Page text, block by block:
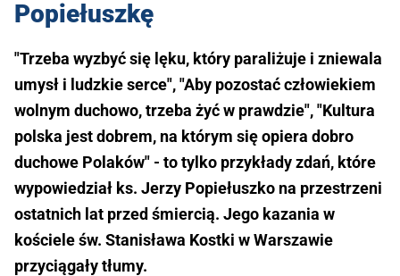
Popiełuszkę
"Trzeba wyzbyć się lęku, który paraliżuje i zniewala
umysł i ludzkie serce", "Aby pozostać człowiekiem
wolnym duchowo, trzeba żyć w prawdzie", "Kultura
polska jest dobrem, na którym się opiera dobro
duchowe Polaków" - to tylko przykłady zdań, które
wypowiedział ks. Jerzy Popiełuszko na przestrzeni
ostatnich lat przed śmiercią. Jego kazania w
kościele św. Stanisława Kostki w Warszawie
przyciągały tłumy.